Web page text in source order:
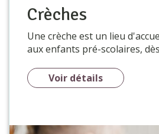
Crèches
Une crèche est un lieu
aux enfants pré-scolaires,
Voir détails